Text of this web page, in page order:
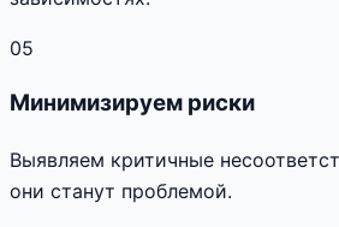
05
Минимизируем риски
Выявляем критичные
они станут проблемой.